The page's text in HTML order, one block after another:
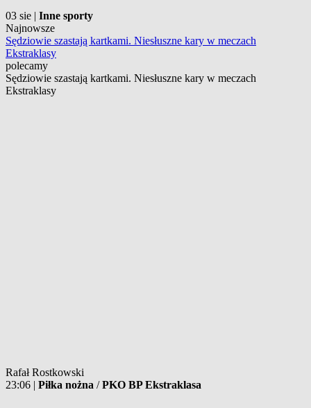
03 sie | Inne sporty
Najnowsze
Sędziowie szastają kartkami. Niesłuszne kary w meczach
Ekstraklasy
polecamy
Sędziowie szastają kartkami. Niesłuszne kary w meczach
Ekstraklasy
Rafał Rostkowski
23:06 | Piłka nożna / PKO BP Ekstraklasa